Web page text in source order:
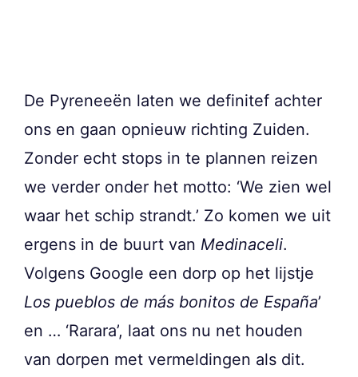
De Pyreneeën laten we definitef achter
ons en gaan opnieuw richting Zuiden.
Zonder echt stops in te plannen reizen
we verder onder het motto: ‘We zien wel
waar het schip strandt.’ Zo komen we uit
ergens in de buurt van Medinaceli.
Volgens Google een dorp op het lijstje
Los pueblos de más bonitos de España’
en … ‘Rarara’, laat ons nu net houden
van dorpen met vermeldingen als dit.